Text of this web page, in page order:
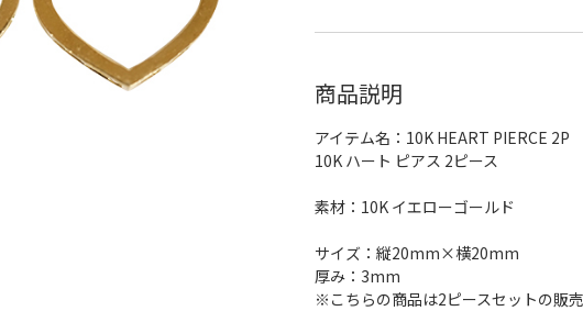
商品説明
アイテム名：10K HEART PIERCE 2P
10K ハート ピアス 2ピース
素材：10K イエローゴールド
サイズ：縦20mm×横20mm
厚み：3mm
※こちらの商品は2ピースセットの販売